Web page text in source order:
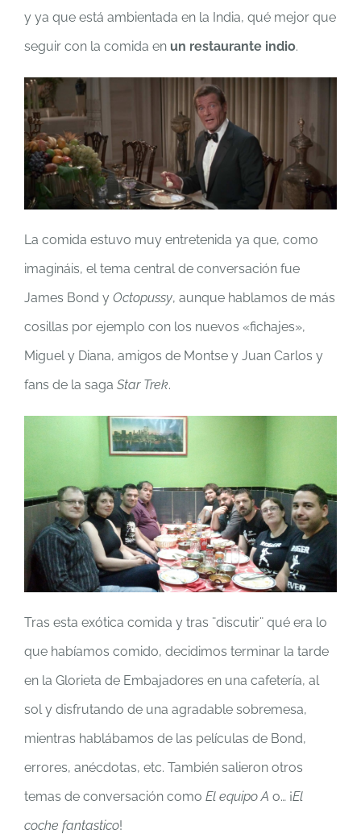
y ya que está ambientada en la India, qué mejor que
seguir con la comida en un restaurante indio.
La comida estuvo muy entretenida ya que, como
imagináis, el tema central de conversación fue
James Bond y Octopussy, aunque hablamos de más
cosillas por ejemplo con los nuevos «fichajes»,
Miguel y Diana, amigos de Montse y Juan Carlos y
fans de la saga Star Trek.
Tras esta exótica comida y tras ¨discutir¨ qué era lo
que habíamos comido, decidimos terminar la tarde
en la Glorieta de Embajadores en una cafetería, al
sol y disfrutando de una agradable sobremesa,
mientras hablábamos de las películas de Bond,
errores, anécdotas, etc. También salieron otros
temas de conversación como El equipo A o… ¡El
coche fantastico!